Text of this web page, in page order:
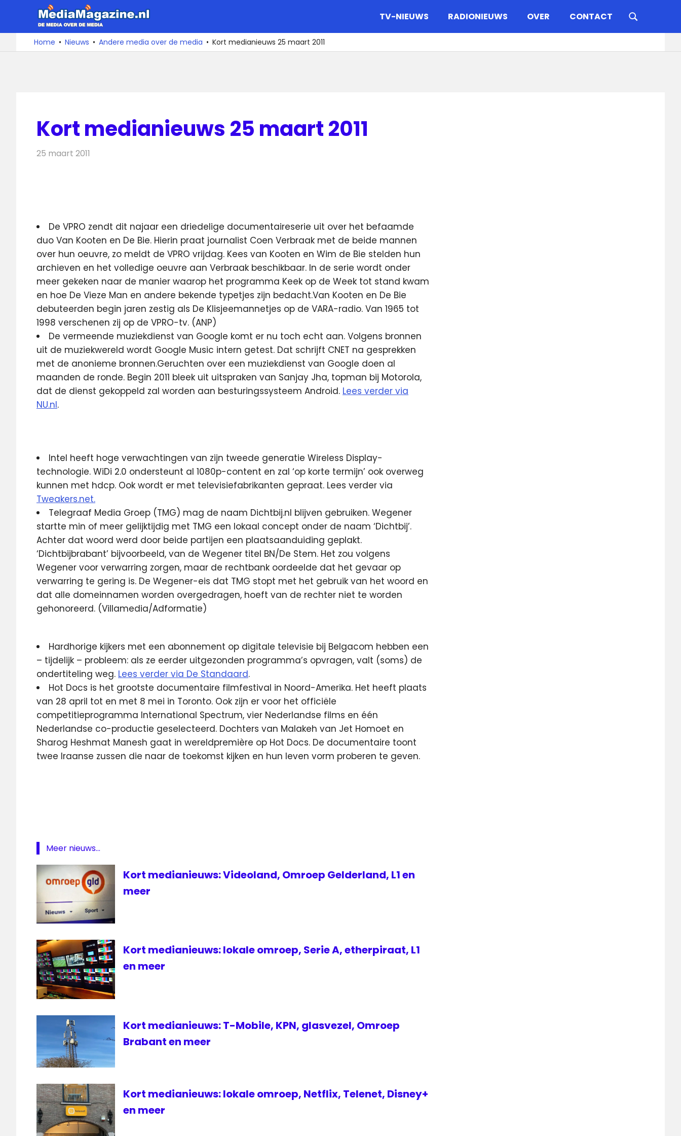
de
De
media
over
TV-NIEUWS RADIONIEUWS OVER CONTACT
Home Nieuws Andere media over de media Kort medianieuws 25 maart 2011
Kort medianieuws 25 maart 2011
25 maart 2011
De VPRO zendt dit najaar een driedelige documentaireserie uit over het befaamde
duo Van Kooten en De Bie. Hierin praat journalist Coen Verbraak met de beide mannen
over hun oeuvre, zo meldt de VPRO vrijdag. Kees van Kooten en Wim de Bie stelden hun
archieven en het volledige oeuvre aan Verbraak beschikbaar. In de serie wordt onder
meer gekeken naar de manier waarop het programma Keek op de Week tot stand kwam
en hoe De Vieze Man en andere bekende typetjes zijn bedacht.Van Kooten en De Bie
debuteerden begin jaren zestig als De Klisjeemannetjes op de VARA-radio. Van 1965 tot
1998 verschenen zij op de VPRO-tv. (ANP)
De vermeende muziekdienst van Google komt er nu toch echt aan. Volgens bronnen
uit de muziekwereld wordt Google Music intern getest. Dat schrijft CNET na gesprekken
met de anonieme bronnen.Geruchten over een muziekdienst van Google doen al
maanden de ronde. Begin 2011 bleek uit uitspraken van Sanjay Jha, topman bij Motorola,
dat de dienst gekoppeld zal worden aan besturingssysteem Android. Lees verder via
NU.nl.
Intel heeft hoge verwachtingen van zijn tweede generatie Wireless Display-
technologie. WiDi 2.0 ondersteunt al 1080p-content en zal ‘op korte termijn’ ook overweg
kunnen met hdcp. Ook wordt er met televisiefabrikanten gepraat. Lees verder via
Tweakers.net.
Telegraaf Media Groep (TMG) mag de naam Dichtbij.nl blijven gebruiken. Wegener
startte min of meer gelijktijdig met TMG een lokaal concept onder de naam ‘Dichtbij’.
Achter dat woord werd door beide partijen een plaatsaanduiding geplakt.
‘Dichtbijbrabant’ bijvoorbeeld, van de Wegener titel BN/De Stem. Het zou volgens
Wegener voor verwarring zorgen, maar de rechtbank oordeelde dat het gevaar op
verwarring te gering is. De Wegener-eis dat TMG stopt met het gebruik van het woord en
dat alle domeinnamen worden overgedragen, hoeft van de rechter niet te worden
gehonoreerd. (Villamedia/Adformatie)
Hardhorige kijkers met een abonnement op digitale televisie bij Belgacom hebben een
– tijdelijk – probleem: als ze eerder uitgezonden programma’s opvragen, valt (soms) de
ondertiteling weg. Lees verder via De Standaard.
Hot Docs is het grootste documentaire filmfestival in Noord-Amerika. Het heeft plaats
van 28 april tot en met 8 mei in Toronto. Ook zijn er voor het officiële
competitieprogramma International Spectrum, vier Nederlandse films en één
Nederlandse co-productie geselecteerd. Dochters van Malakeh van Jet Homoet en
Sharog Heshmat Manesh gaat in wereldpremière op Hot Docs. De documentaire toont
twee Iraanse zussen die naar de toekomst kijken en hun leven vorm proberen te geven.
Meer nieuws...
Kort medianieuws: Videoland, Omroep Gelderland, L1 en
meer
Kort medianieuws: lokale omroep, Serie A, etherpiraat, L1
en meer
Kort medianieuws: T-Mobile, KPN, glasvezel, Omroep
Brabant en meer
Kort medianieuws: lokale omroep, Netflix, Telenet, Disney+
en meer